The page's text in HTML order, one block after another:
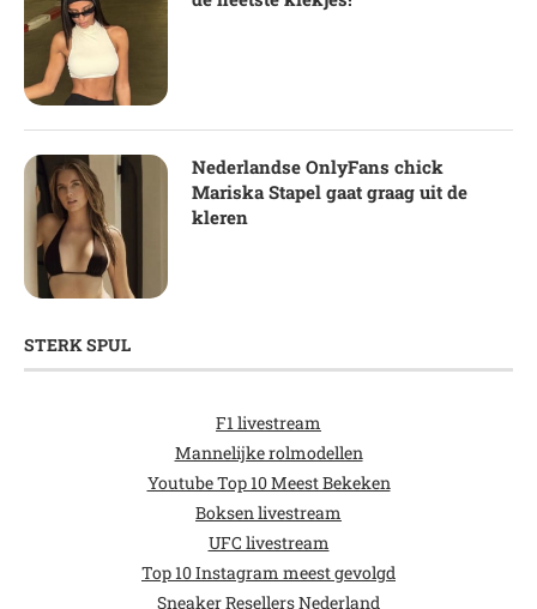
Nederlandse OnlyFans chick
Mariska Stapel gaat graag uit de
kleren
STERK SPUL
F1 livestream
Mannelijke rolmodellen
Youtube Top 10 Meest Bekeken
Boksen livestream
UFC livestream
Top 10 Instagram meest gevolgd
Sneaker Resellers Nederland